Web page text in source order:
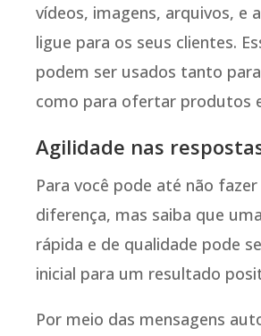
vídeos, imagens, arquivos, e
ligue para os seus clientes.
podem ser usados tanto
como para ofertar produtos
Agilidade nas
Para você pode até não
diferença, mas saiba que
rápida e de qualidade pode
inicial para um resultado
Por meio das mensagens